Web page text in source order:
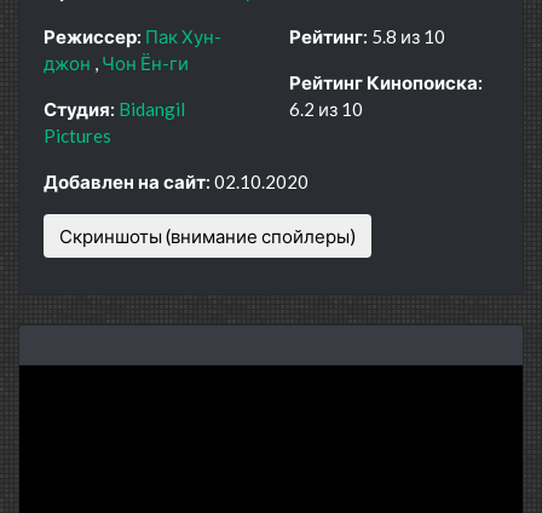
Режиссер: Пак Хун-
джон
Чон Ён-ги
Студия: Bidangil
Pictures
Рейтинг: 5.8 из 10
Рейтинг Кинопоиска:
6.2 из 10
Добавлен на сайт: 02.10.2020
Скриншоты (внимание спойлеры)